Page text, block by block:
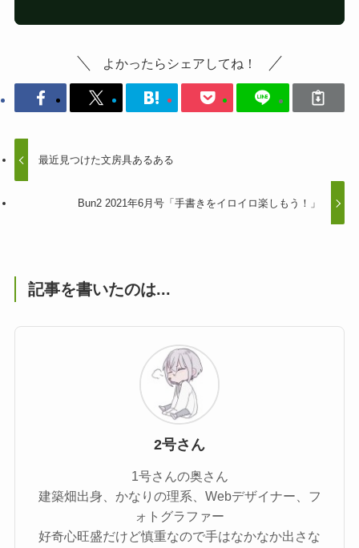
よかったらシェアしてね！
最近見つけた文房具あるある
Bun2 2021年6月号「手書きをイロイロ楽しもう！」
記事を書いたのは...
2号さん
1号さんの奥さん
建築畑出身、かなりの理系、Webデザイナー、フ
ォトグラファー
好奇心旺盛だけど慎重なので手はなかなか出さな